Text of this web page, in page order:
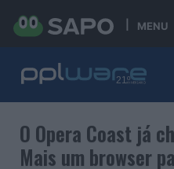
MENU
O Opera Coast já
Mais um browser